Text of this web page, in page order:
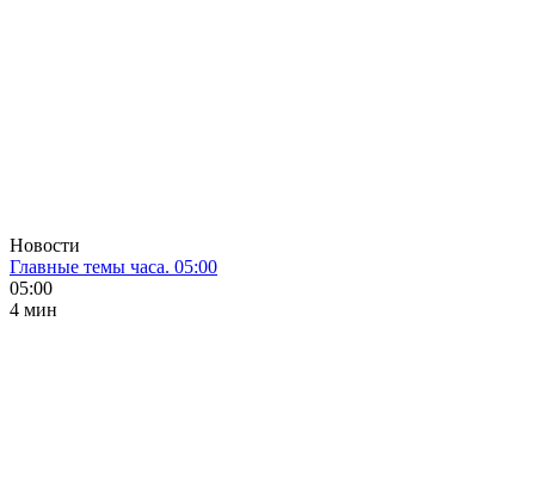
Новости
Главные темы часа. 05:00
05:00
4 мин